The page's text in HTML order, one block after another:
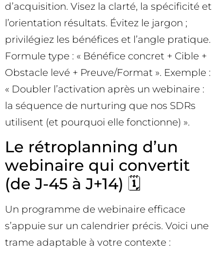
d’acquisition. Visez la clarté, la spécificité et
l’orientation résultats. Évitez le jargon ;
privilégiez les bénéfices et l’angle pratique.
Formule type : « Bénéfice concret + Cible +
Obstacle levé + Preuve/Format ». Exemple :
« Doubler l’activation après un webinaire :
la séquence de nurturing que nos SDRs
utilisent (et pourquoi elle fonctionne) ».
Le rétroplanning d’un
webinaire qui convertit
(de J-45 à J+14) 🗓️
Un programme de webinaire efficace
s’appuie sur un calendrier précis. Voici une
trame adaptable à votre contexte :